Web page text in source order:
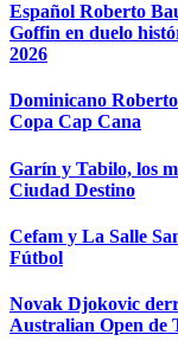
Español Roberto
Goffin en duelo
2026
Dominicano
Copa Cap Cana
Garín y Tabilo, los
Ciudad Destino
Cefam y La Salle
Fútbol
Novak Djokovic
Australian Open de